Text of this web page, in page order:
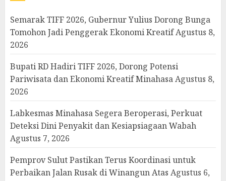
Semarak TIFF 2026, Gubernur Yulius Dorong Bunga
Tomohon Jadi Penggerak Ekonomi KreatifAgustus 8,
2026
Bupati RD Hadiri TIFF 2026, Dorong Potensi
Pariwisata dan Ekonomi Kreatif MinahasaAgustus 8,
2026
Labkesmas Minahasa Segera Beroperasi, Perkuat
Deteksi Dini Penyakit dan Kesiapsiagaan Wabah
Agustus 7, 2026
Pemprov Sulut Pastikan Terus Koordinasi untuk
Perbaikan Jalan Rusak di Winangun Atas Agustus 6,